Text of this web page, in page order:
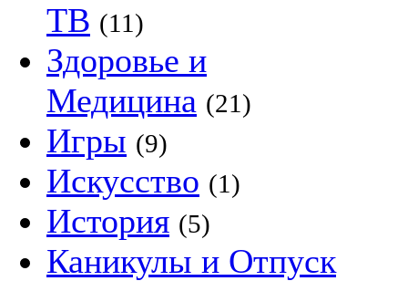
ТВ (11)
Здоровье и
Медицина (21)
Игры (9)
Искусство (1)
История (5)
Каникулы и Отпуск